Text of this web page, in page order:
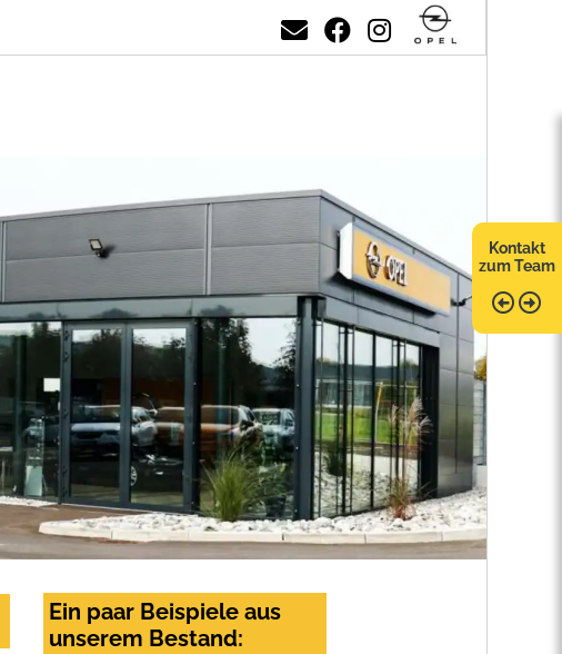
Kontakt
zum Team
Ein paar Beispiele aus
unserem Bestand: